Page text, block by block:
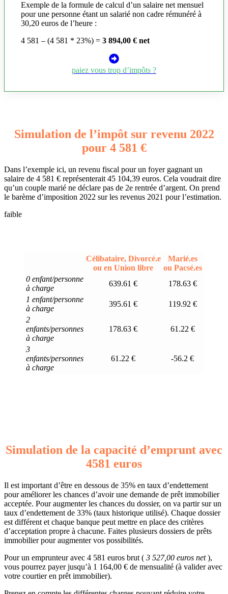
Exemple de la formule de calcul d’un salaire net mensuel
pour une personne étant un salarié non cadre rémunéré à
30,20 euros de l’heure :
4 581 – (4 581 * 23%) = 3 894,00 € net
paiez vous trop d’impôts ?
Simulation de l’impôt sur revenu 2022
pour 4 581 €
Dans l’exemple ici, un revenu fiscal pour un foyer gagnant un
salaire de 4 581 € représenterait 45 104,39 euros. Cela voudrait dire
qu’un couple marié ne déclare pas de 2e rentrée d’argent. On prend
le barème d’imposition 2022 sur les revenus 2021 pour l’estimation.
faible
Célibataire, Divorcé.e
ou en Union libre
Marié.es
ou Pacsé.es
0 enfant/personne
à charge
639.61 €
178.63 €
1 enfant/personne
à charge
395.61 €
119.92 €
2
enfants/personnes
à charge
178.63 € 61.22 €
3
enfants/personnes
à charge
61.22 € -56.2 €
Simulation de la capacité d’emprunt avec
4581 euros
Il est important d’être en dessous de 35% en taux d’endettement
pour améliorer les chances d’avoir une demande de prêt immobilier
acceptée. Pour augmenter les chances du dossier, on va partir sur un
taux d’endettement de 33% (taux historique utilisé). Chaque dossier
est différent et chaque banque peut mettre en place des critères
d’acceptation propre à chacune. Faites plusieurs dossiers de prêts
immobilier pour augmenter vos possibilités.
Pour un emprunteur avec 4 581 euros brut ( 3 527,00 euros net),
vous pourrez payer jusqu’à 1 164,00 € de mensualité (à valider avec
votre courtier en prêt immobilier).